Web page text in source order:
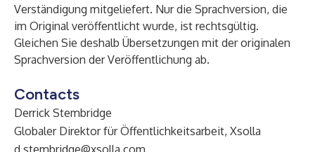
Verständigung mitgeliefert. Nur die Sprachversion, die
im Original veröffentlicht wurde, ist rechtsgültig.
Gleichen Sie deshalb Übersetzungen mit der originalen
Sprachversion der Veröffentlichung ab.
Contacts
Derrick Stembridge
Globaler Direktor für Öffentlichkeitsarbeit, Xsolla
d.stembridge@xsolla.com